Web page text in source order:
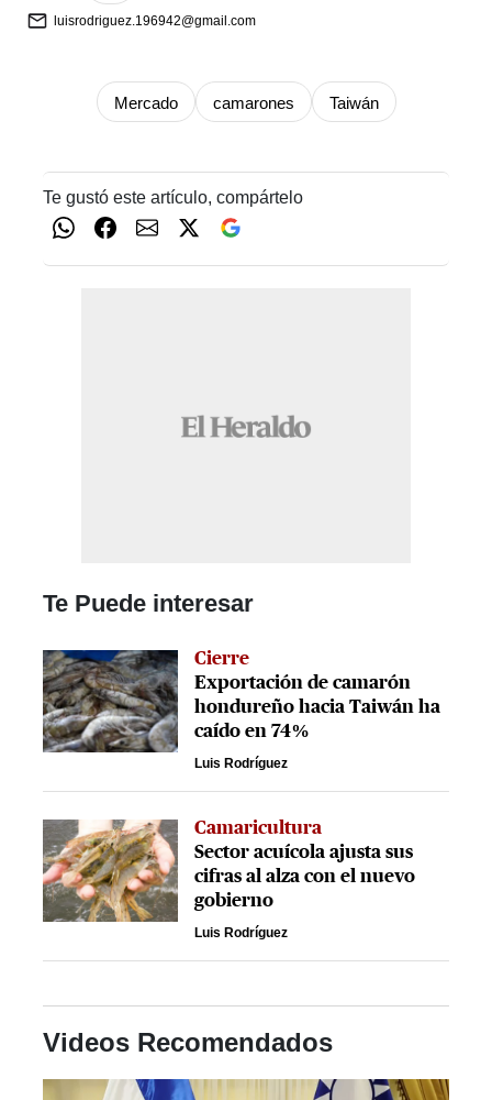
luisrodriguez.196942@gmail.com
Mercado camarones Taiwán
Te gustó este artículo, compártelo
Te Puede interesar
Cierre
Exportación de camarón
hondureño hacia Taiwán ha
caído en 74%
Luis Rodríguez
Camaricultura
Sector acuícola ajusta sus
cifras al alza con el nuevo
gobierno
Luis Rodríguez
Videos Recomendados